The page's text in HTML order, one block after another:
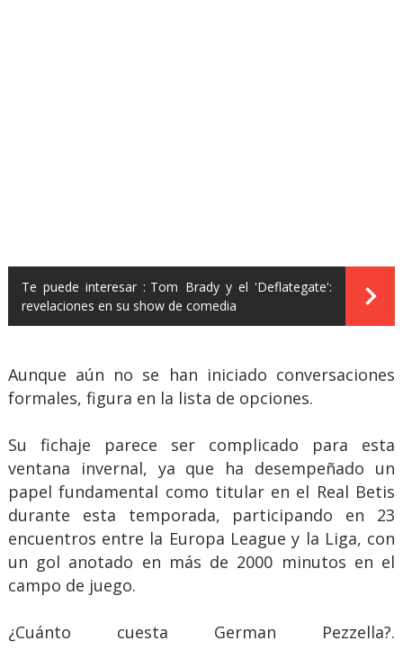
Te puede interesar : Tom Brady y el 'Deflategate':
revelaciones en su show de comedia
Aunque aún no se han iniciado conversaciones
formales, figura en la lista de opciones.
Su fichaje parece ser complicado para esta
ventana invernal, ya que ha desempeñado un
papel fundamental como titular en el Real Betis
durante esta temporada, participando en 23
encuentros entre la Europa League y la Liga, con
un gol anotado en más de 2000 minutos en el
campo de juego.
¿Cuánto cuesta German Pezzella?.